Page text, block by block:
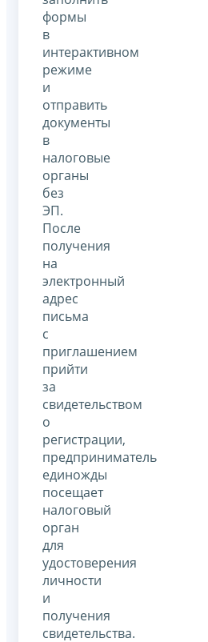
формы
в
интерактивном
режиме
и
отправить
документы
в
налоговые
органы
без
ЭП.
После
получения
на
электронный
адрес
письма
с
приглашением
прийти
за
свидетельством
о
регистрации,
предприниматель
единожды
посещает
налоговый
орган
для
удостоверения
личности
и
получения
свидетельства.